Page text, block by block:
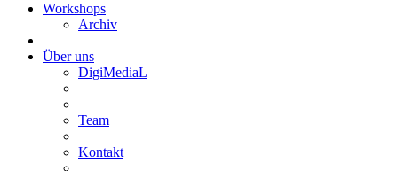
Workshops
Archiv
Über uns
DigiMediaL
Team
Kontakt